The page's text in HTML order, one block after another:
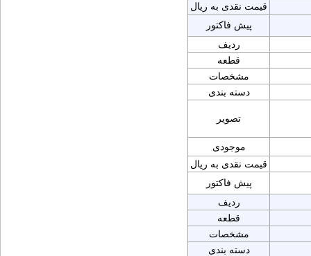
قیمت نقدی به ریال
پیش فاکتور
ردیف
قطعه
مشخصات
دسته بندی
تصویر
موجودی
قیمت نقدی به ریال
پیش فاکتور
ردیف
قطعه
مشخصات
دسته بندی